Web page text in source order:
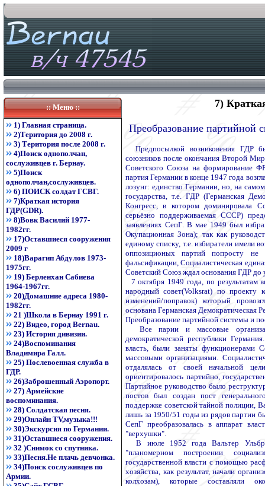
:: Меню ::
1) Главная страница.
2)Територия до 2008 г.
3) Територия после 2008 г.
4)Поиск однополчан,
сослуживцев г. Бернау.
5)Поиск
однополчан,сослуживцев.
6) ПОИСК солдат ГСВГ.
7)Краткая история
ГДР(GDR).
8)Вовк Василий 1977-
1982гг.
17)Оставшиеся сооружения
2009 г
18)Варагип Абдулов 1973-
1975гг.
19) Берленхан Сабиева
1964-1967гг.
20)Домашние адреса 1980-
1982гг.
21 )Школа в Бернау 1991 г.
22) Видео, город Bernau.
23) История дивизии.
24)Воспоминания
Владимира Галл.
25) Послевоенная служба в
ГДР.
26)Заброшенный Аэропорт.
27) Армейские
воспоминания.
28) Солдатская песня.
29)Онлайн TV,музыка!!!
30)Экскурсия по Германии.
31)Оставшиеся сооружения.
32 )Снимок со спутника.
33)Песня.Не плачь девчонка.
34)Поиск сослуживцев по
Армии.
7)
Преобразование партийной
Предпосылкой возниковения ГДР
союзников после окончания Второй
Советского Союза на формирование
партия Германии в конце 1947 года
лозунг: единство Германии, но, на
государства, т.е. ГДР (Германская
Конгресс, в котором доминировала
серьёзно поддерживаемая СССР)
заявлениях СепГ. В мае 1949 был
Окупационная Зона); так как
единому списку, т.е. избиратели имели
оппозиционых партий попросту
фальсификации, Социалистическая
Советский Союз ждал основания ГДР до
7 октября 1949 года, по
народный совет(Volksrat) по проекту
изменений/поправок) который
основана Германская Демократическая
Преобразование партийной системы и
Все парии и массовые
демократической республики
власть, были заняты функционерами
массовыми организациями.
отдалялась от своей начальной
ориентировалось партийно,
Партийное руководство было
постов был создан пост
поддержке советской тайной полиции,
лишь за 1950/51 годы из рядов партии
СепГ преобразовалась в аппарат
"верхушки".
В июле 1952 года Вальтер
"планомерном построении
государственной власти с помощью
хозяйства, как результат, начали
колхозам), которые составляли